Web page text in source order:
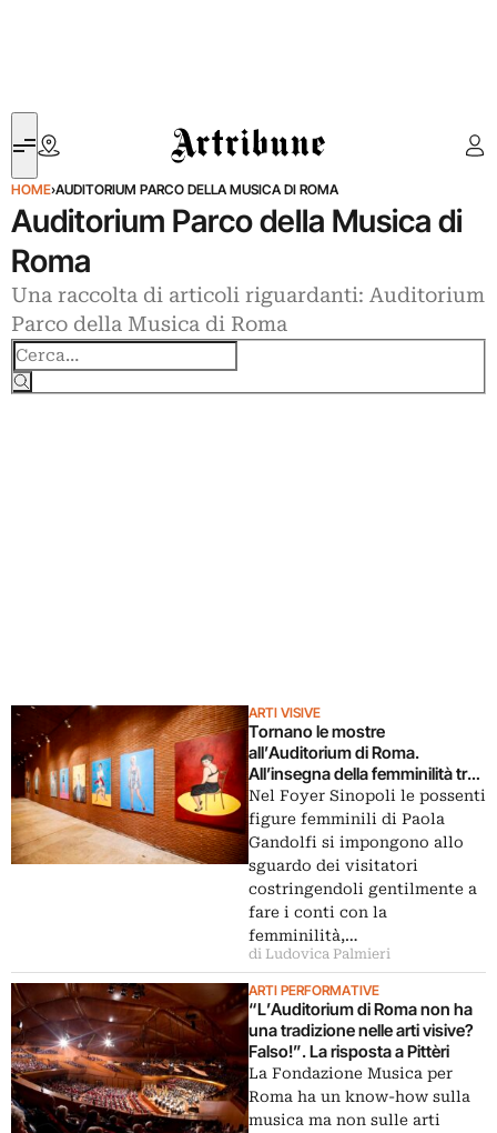
Artribune
HOME›AUDITORIUM PARCO DELLA MUSICA DI ROMA
Auditorium Parco della Musica di
Roma
Una raccolta di articoli riguardanti: Auditorium
Parco della Musica di Roma
ARTI VISIVE
Tornano le mostre
all’Auditorium di Roma.
All’insegna della femminilità tra
grandi opere colorate
Nel Foyer Sinopoli le possenti
figure femminili di Paola
Gandolfi si impongono allo
sguardo dei visitatori
costringendoli gentilmente a
fare i conti con la
femminilità,…
di Ludovica Palmieri
ARTI PERFORMATIVE
“L’Auditorium di Roma non ha
una tradizione nelle arti visive?
Falso!”. La risposta a Pittèri
La Fondazione Musica per
Roma ha un know-how sulla
musica ma non sulle arti